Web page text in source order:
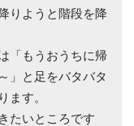
りようと階段を降
「もうおうちに帰
」と足をバタバタ
ます。
たいところです